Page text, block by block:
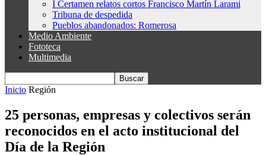
I Certamen relatos cortos Francisco Martín Larami
Tribuna de despedida
Pueblos abandonados: Romerosa
Medio Ambiente
Fototeca
Multimedia
Inicio Región
25 personas, empresas y colectivos serán
reconocidos en el acto institucional del
Día de la Región